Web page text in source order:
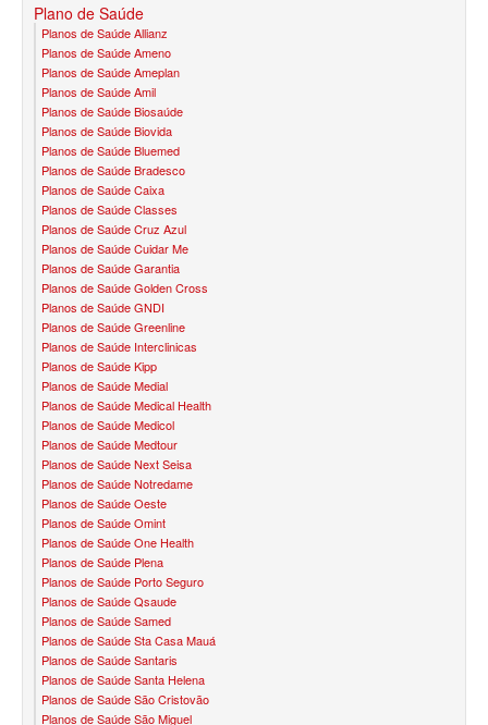
CUIDAR ME PLANO DE SAÚDE INFANTIL
GARANTIA GS PLANO DE SAÚDE INFANTIL
GNDI PLANO DE SAÚDE INFANTIL
KIPP PLANO DE SAÚDE INFANTIL
QSAUDE PLANO DE SAÚDE INFANTIL
SANTA HELENA PLANO DE SAÚDE INFANTIL
SÃO CRISTOVÃO PLANO DE SAÚDE INFANTIL
SÃO MIGUEL PLANO DE SAÚDE INFANTIL
STA CASA MAUÁ PLANO DE SAÚDE INFANTIL
TOTAL MEDCARE PLANO DE SAÚDE INFANTIL
TRASMONTANO PLANO DE SAÚDE INFANTIL
ÚNICA PLANO DE SAÚDE INFANTIL
UNIHOSP PLANO DE SAÚDE INFANTIL
PLANO DE SAÚDE SÊNIOR
Plano de Saúde
Planos de Saúde Allianz
Planos de Saúde Ameno
Planos de Saúde Ameplan
Planos de Saúde Amil
Planos de Saúde Biosaúde
Planos de Saúde Biovida
Planos de Saúde Bluemed
Planos de Saúde Bradesco
Planos de Saúde Caixa
Planos de Saúde Classes
Planos de Saúde Cruz Azul
Planos de Saúde Cuidar Me
Planos de Saúde Garantia
Planos de Saúde Golden Cross
Planos de Saúde GNDI
Planos de Saúde Greenline
Planos de Saúde Interclinicas
Planos de Saúde Kipp
Planos de Saúde Medial
Planos de Saúde Medical Health
Planos de Saúde Medicol
Planos de Saúde Medtour
Planos de Saúde Next Seisa
Planos de Saúde Notredame
Planos de Saúde Oeste
Planos de Saúde Omint
Planos de Saúde One Health
Planos de Saúde Plena
Planos de Saúde Porto Seguro
Planos de Saúde Qsaude
Planos de Saúde Samed
Planos de Saúde Sta Casa Mauá
Planos de Saúde Santaris
Planos de Saúde Santa Helena
Planos de Saúde São Cristovão
Planos de Saúde São Miguel